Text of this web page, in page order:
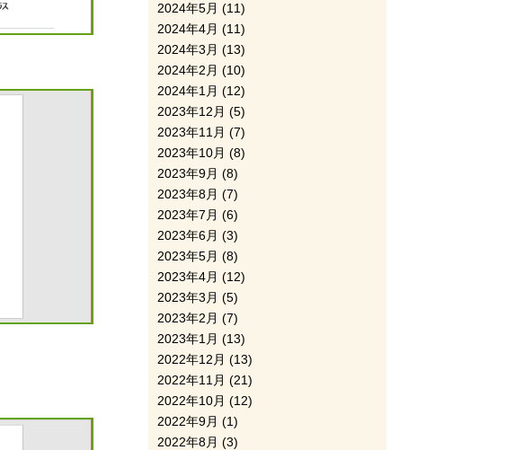
2024年5月 (11)
2024年4月 (11)
2024年3月 (13)
2024年2月 (10)
2024年1月 (12)
2023年12月 (5)
2023年11月 (7)
2023年10月 (8)
2023年9月 (8)
2023年8月 (7)
2023年7月 (6)
2023年6月 (3)
2023年5月 (8)
2023年4月 (12)
2023年3月 (5)
2023年2月 (7)
2023年1月 (13)
2022年12月 (13)
2022年11月 (21)
2022年10月 (12)
2022年9月 (1)
2022年8月 (3)